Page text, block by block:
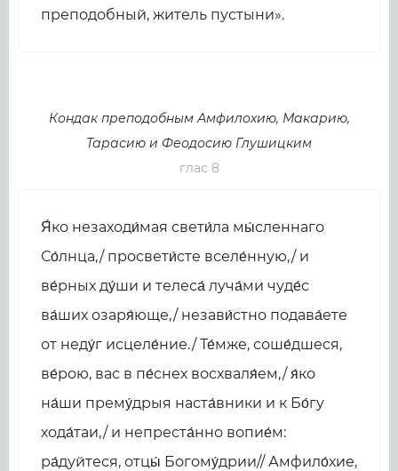
преподобный, житель пустыни».
Кондак преподобным Амфилохию, Макарию,
Тарасию и Феодосию Глушицким
глас 8
Я́ко незаходи́мая свети́ла мы́сленнаго
Со́лнца,/ просвети́сте вселе́нную,/ и
ве́рных ду́ши и телеса́ луча́ми чуде́с
ва́ших озаря́юще,/ незави́стно подава́ете
от неду́г исцеле́ние./ Те́мже, соше́дшеся,
ве́рою, вас в пе́снех восхваля́ем,/ я́ко
на́ши прему́дрыя наста́вники и к Бо́гу
хода́таи,/ и непреста́нно вопие́м:
ра́дуйтеся, отцы́ Богому́дрии// Амфило́хие,